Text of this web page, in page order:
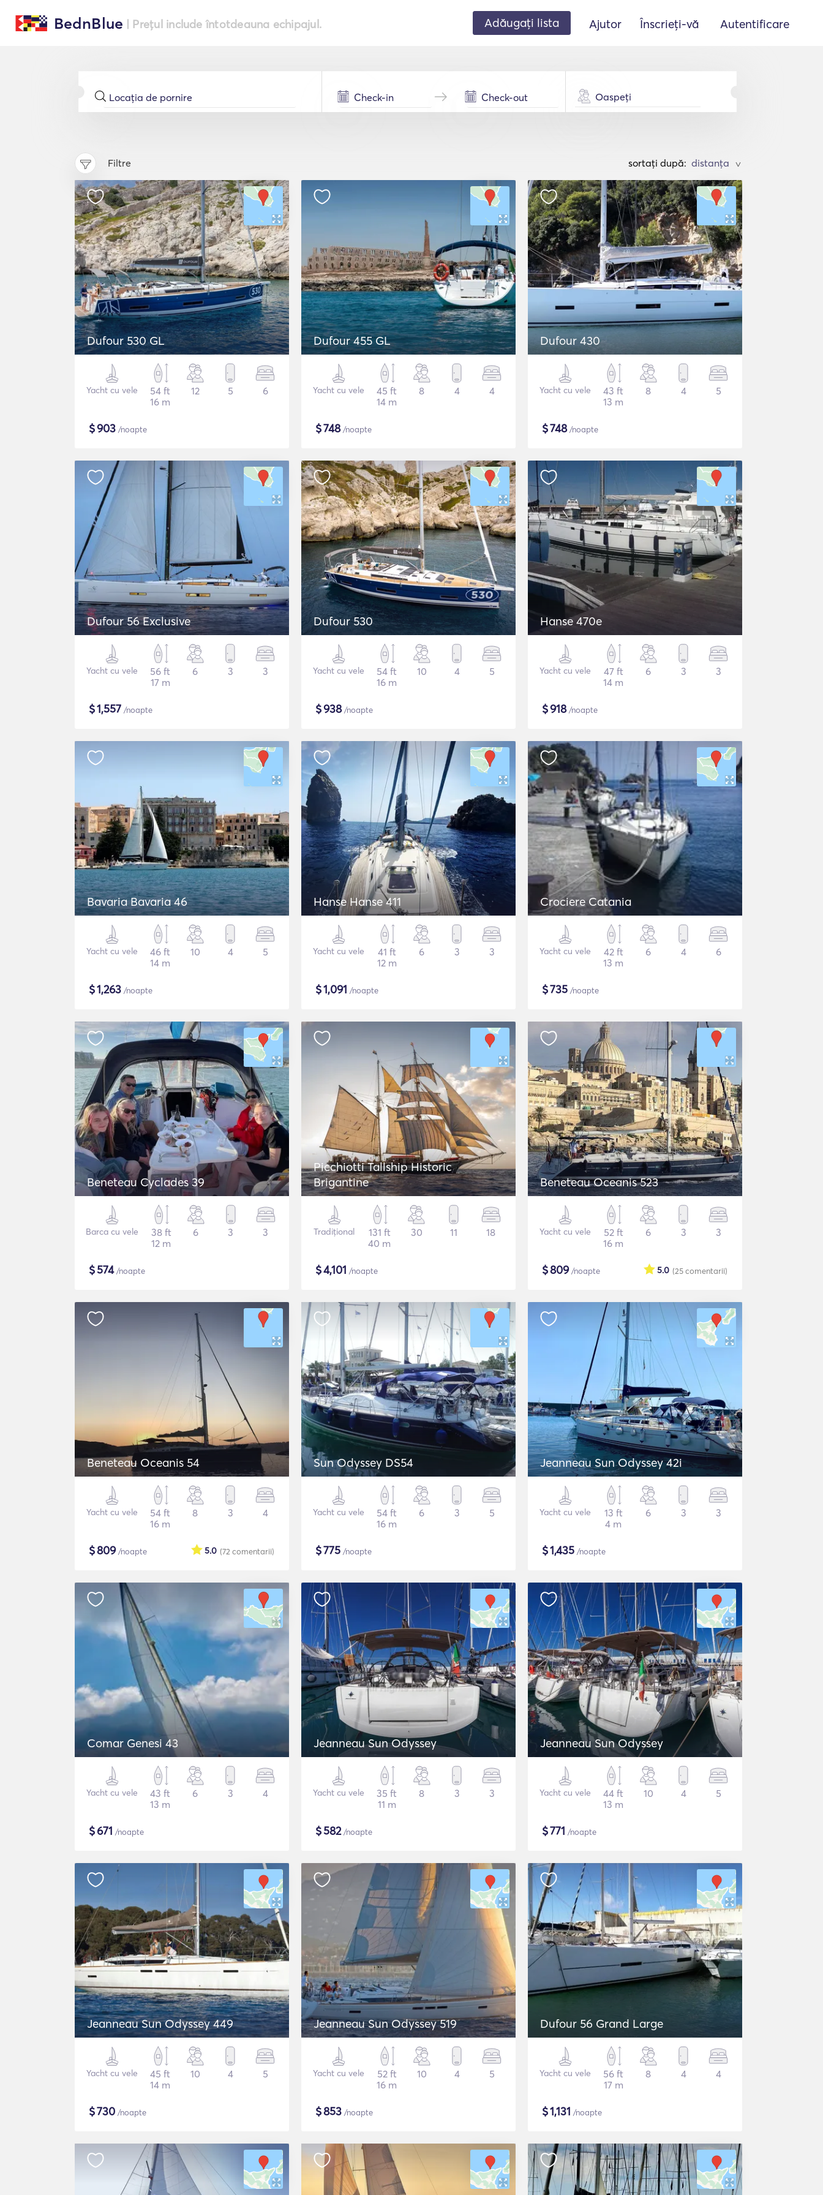
BednBlue | Prețul include întotdeauna echipajul. Adăugați lista Ajutor Înscrieți-vă Autentificare
Oaspeți
Filtre sortați după: >
Dufour 530 GL
Yacht cu vele
54 ft
16 m
12 5 6
$903 /noapte
Dufour 455 GL
Yacht cu vele
45 ft
14 m
8 4 4
$748/noapte
Dufour 430
Yacht cu vele
43 ft
13 m
8 4 5
$748/noapte
Dufour 56 Exclusive
Yacht cu vele
56 ft
17 m
6 3 3
$1,557 /noapte
Dufour 530
Yacht cu vele
54 ft
16 m
10 4 5
$938/noapte
Hanse 470e
Yacht cu vele
47 ft
14 m
6 3 3
$918/noapte
Bavaria Bavaria 46
Yacht cu vele
46 ft
14 m
10 4 5
$1,263 /noapte
Hanse Hanse 411
Yacht cu vele
41 ft
12 m
6 3 3
$1,091 /noapte
Crociere Catania
Yacht cu vele
42 ft
13 m
6 4 6
$735 /noapte
Beneteau Cyclades 39
Barca cu vele
38 ft
12 m
6 3 3
$574/noapte
Picchiotti Tallship Historic
Brigantine
Tradițional
131 ft
40 m
30 11 18
$4,101 /noapte
Beneteau Oceanis 523
Yacht cu vele
52 ft
16 m
6 3 3
$809/noapte (25comentarii)
5.0
Beneteau Oceanis 54
Yacht cu vele
54 ft
16 m
8 3 4
$809/noapte (72 comentarii)
5.0
Sun Odyssey DS54
Yacht cu vele
54 ft
16 m
6 3 5
$775 /noapte
Jeanneau Sun Odyssey 42i
Yacht cu vele
13 ft
4 m
6 3 3
$1,435 /noapte
Comar Genesi 43
Yacht cu vele
43 ft
13 m
6 3 4
$671 /noapte
Jeanneau Sun Odyssey
Yacht cu vele
35 ft
11 m
8 3 3
$582/noapte
Jeanneau Sun Odyssey
Yacht cu vele
44 ft
13 m
10 4 5
$771 /noapte
Jeanneau Sun Odyssey 449
Yacht cu vele
45 ft
14 m
10 4 5
$730 /noapte
Jeanneau Sun Odyssey 519
Yacht cu vele
52 ft
16 m
10 4 5
$853 /noapte
Dufour 56 Grand Large
Yacht cu vele
56 ft
17 m
8 4 4
$1,131 /noapte